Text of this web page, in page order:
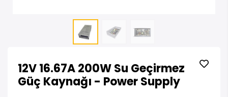
12V 16.67A 200W Su Geçirmez
Güç Kaynağı - Power Supply